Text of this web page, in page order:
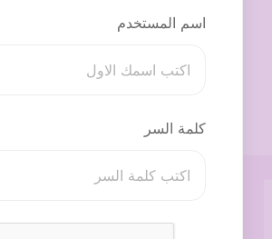
اسم المستخدم
كلمة السر